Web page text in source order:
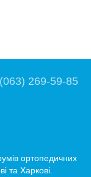
(063) 269-59-85
ортопедичних
та Харкові.